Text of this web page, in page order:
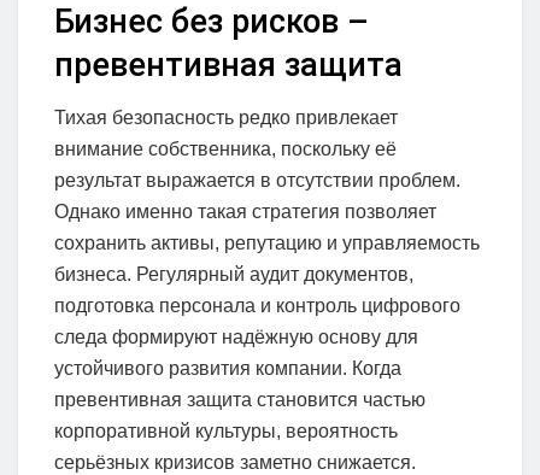
Бизнес без рисков –
превентивная защита
Тихая безопасность редко привлекает
внимание собственника, поскольку её
результат выражается в отсутствии проблем.
Однако именно такая стратегия позволяет
сохранить активы, репутацию и управляемость
бизнеса. Регулярный аудит документов,
подготовка персонала и контроль цифрового
следа формируют надёжную основу для
устойчивого развития компании. Когда
превентивная защита становится частью
корпоративной культуры, вероятность
серьёзных кризисов заметно снижается.